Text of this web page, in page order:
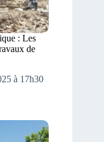
: Les
de
à 17h30